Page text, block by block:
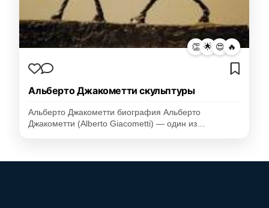
👏 🌟 😍 🔥
Альберто Джакометти скульптуры
Альберто Джакометти биография Альберто
Джакометти (Alberto Giacometti) — один из…